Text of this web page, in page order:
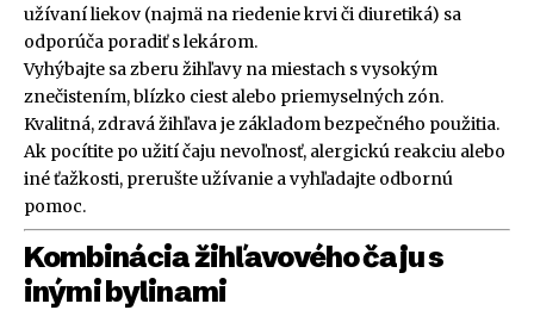
užívaní liekov (najmä na riedenie krvi či diuretiká) sa
odporúča poradiť s lekárom.
Vyhýbajte sa zberu žihľavy na miestach s vysokým
znečistením, blízko ciest alebo priemyselných zón.
Kvalitná, zdravá žihľava je základom bezpečného použitia.
Ak pocítite po užití čaju nevoľnosť, alergickú reakciu alebo
iné ťažkosti, prerušte užívanie a vyhľadajte odbornú
pomoc.
Kombinácia žihľavového čaju s
inými bylinami